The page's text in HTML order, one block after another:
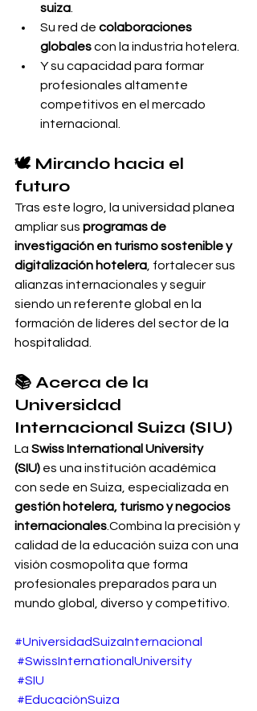
suiza
Su red de colaboraciones
globales con la industria hotelera.
Y su capacidad para formar
profesionales altamente
competitivos en el mercado
internacional.
🕊️ Mirando hacia el
futuro
Tras este logro, la universidad planea
ampliar sus programas de
investigación en turismo sostenible y
digitalización hotelera , fortalecer sus
alianzas internacionales y seguir
siendo un referente global en la
formación de líderes del sector de la
hospitalidad.
📚 Acerca de la
Universidad
Internacional Suiza (SIU)
La Swiss International University
(SIU) es una institución académica
con sede en Suiza, especializada en
gestión hotelera, turismo y negocios
internacionales.Combina la precisión y
calidad de la educación suiza con una
visión cosmopolita que forma
profesionales preparados para un
mundo global, diverso y competitivo.
#UniversidadSuizaInternacional
#SwissInternationalUniversity
#SIU
#EducaciónSuiza